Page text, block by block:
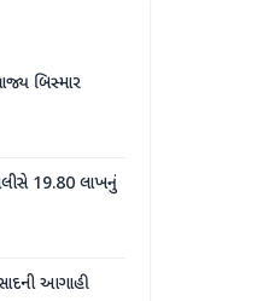
બિસ્માર
19.80 લાખનું
આગાહી